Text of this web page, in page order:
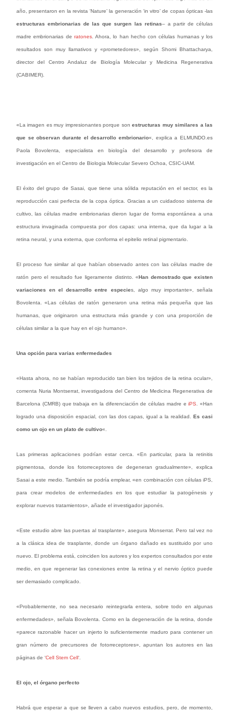
año, presentaron en la revista ‘Nature’ la generación ‘in vitro’ de copas ópticas -las
estructuras embrionarias de las que surgen las retinas– a partir de células
madre embrionarias de ratones. Ahora, lo han hecho con células humanas y los
resultados son muy llamativos y «prometedores», según Shomi Bhattacharya,
director del Centro Andaluz de Biología Molecular y Medicina Regenerativa
(CABIMER).
«La imagen es muy impresionantes porque sonestructuras muy similares a las
que se observan durante el desarrollo embrionario«, explica a ELMUNDO.es
Paola Bovolenta, especialista en biología del desarrollo y profesora de
investigación en el Centro de Biologia Molecular Severo Ochoa, CSIC-UAM.
El éxito del grupo de Sasai, que tiene una sólida reputación en el sector, es la
reproducción casi perfecta de la copa óptica. Gracias a un cuidadoso sistema de
cultivo, las células madre embrionarias dieron lugar de forma espontánea a una
estructura invaginada compuesta por dos capas: una interna, que da lugar a la
retina neural, y una externa, que conforma el epitelio retinal pigmentario.
El proceso fue similar al que habían observado antes con las células madre de
ratón pero el resultado fue ligeramente distinto. «Han demostrado que existen
variaciones en el desarrollo entre especies, algo muy importante», señala
Bovolenta. «Las células de ratón generaron una retina más pequeña que las
humanas, que originaron una estructura más grande y con una proporción de
células similar a la que hay en el ojo humano».
Una opción para varias enfermedades
«Hasta ahora, no se habían reproducido tan bien los tejidos de la retina ocular»,
comenta Nuria Montserrat, investigadora del Centro de Medicina Regenerativa de
Barcelona (CMRB) que trabaja en la diferenciación de células madre eiPS . «Han
logrado una disposición espacial, con las dos capas, igual a la realidad.Es casi
como un ojo en un plato de cultivo«.
Las primeras aplicaciones podrían estar cerca. «En particular, para la retinitis
pigmentosa, donde los fotorreceptores de degeneran gradualmente», explica
Sasai a este medio. También se podría emplear, «en combinación con células iPS,
para crear modelos de enfermedades en los que estudiar la patogénesis y
explorar nuevos tratamientos», añade el investigador japonés.
«Este estudio abre las puertas al trasplante», asegura Monserrat. Pero tal vez no
a la clásica idea de trasplante, donde un órgano dañado es sustituido por uno
nuevo. El problema está, coinciden los autores y los expertos consultados por este
medio, en que regenerar las conexiones entre la retina y el nervio óptico puede
ser demasiado complicado.
«Probablemente, no sea necesario reintegrarla entera, sobre todo en algunas
enfermedades», señala Bovolenta. Como en la degeneración de la retina, donde
«parece razonable hacer un injerto lo suficientemente maduro para contener un
gran número de precursores de fotorreceptores», apuntan los autores en las
páginas de ‘Cell Stem Cell‘.
El ojo, el órgano perfecto
Habrá que esperar a que se lleven a cabo nuevos estudios, pero, de momento,